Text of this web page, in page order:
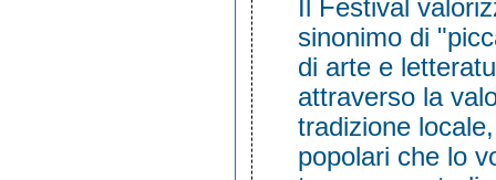
Il Festival
sinonimo di
di arte e
attraverso la
tradizione
popolari che lo